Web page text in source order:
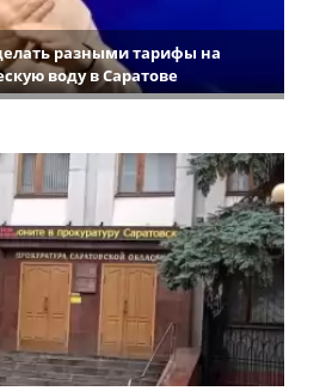
разными тарифы на
воду в Саратове